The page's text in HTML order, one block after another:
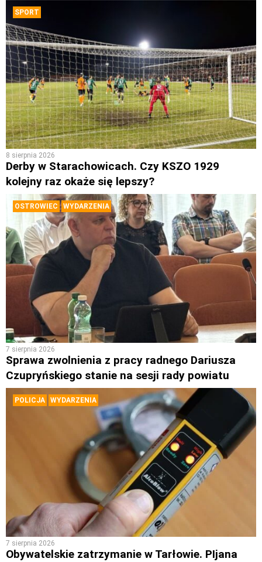
SPORT
8 sierpnia 2026
Derby w Starachowicach. Czy KSZO 1929
kolejny raz okaże się lepszy?
OSTROWIEC WYDARZENIA
7 sierpnia 2026
Sprawa zwolnienia z pracy radnego Dariusza
Czupryńskiego stanie na sesji rady powiatu
POLICJA WYDARZENIA
7 sierpnia 2026
Obywatelskie zatrzymanie w Tarłowie. PIjana